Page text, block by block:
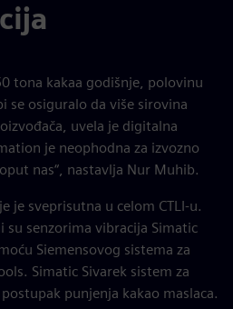
tona kakaa godišnje, polovinu
se osiguralo da više sirovina
uvela je digitalna
je neophodna za izvozno
nas“, nastavlja Nur Muhib.
je sveprisutna u celom CTLI-u.
senzorima vibracija Simatic
Siemensovog sistema za
Simatic Sivarek sistem za
punjenja kakao maslaca.